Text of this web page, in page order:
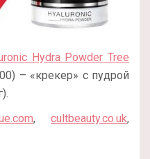
Hydra Powder Tree
– «крекер» с пудрой
,cultbeauty.co.uk,